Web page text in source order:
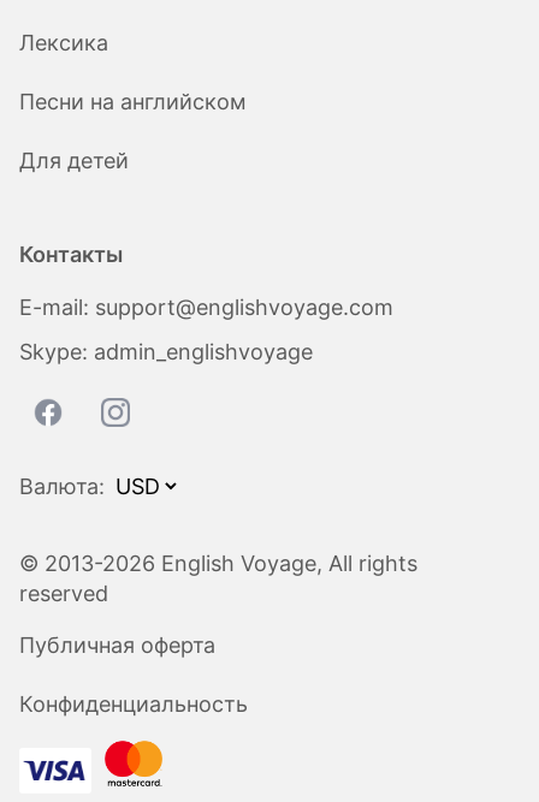
Лексика
Песни на английском
Для детей
Контакты
E-mail: support@englishvoyage.com
Skype: admin_englishvoyage
Валюта:
© 2013-2026 English Voyage, All rights
reserved
Публичная оферта
Конфиденциальность